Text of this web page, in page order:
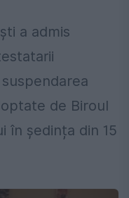
a admis
de Biroul
în ședința din 15